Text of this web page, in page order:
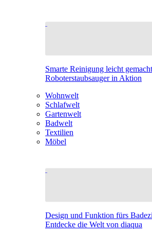
Smarte Reinigung leicht
Roboterstaubsauger in Aktion
Wohnwelt
Schlafwelt
Gartenwelt
Badwelt
Textilien
Möbel
Design und Funktion fürs
Entdecke die Welt von diaqua